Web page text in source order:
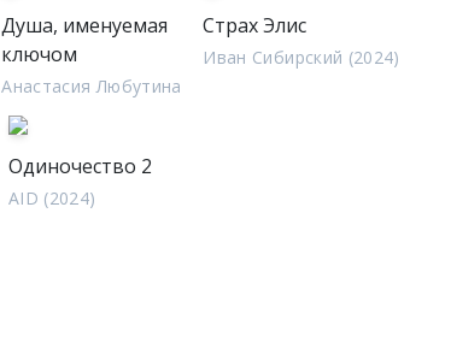
Душа, именуемая
ключом
Анастасия Любутина
Страх Элис
Иван Сибирский (2024)
Одиночество 2
AID (2024)